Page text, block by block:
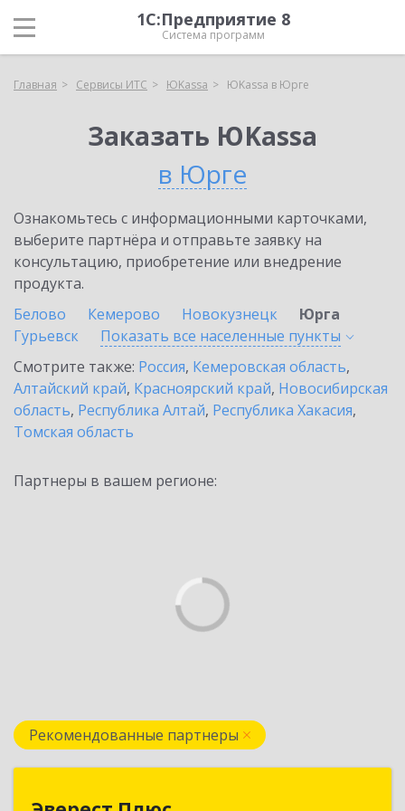
1С:Предприятие 8
Система программ
Главная Сервисы ИТС ЮKassa ЮKassa в Юрге
Заказать ЮKassa
в Юрге
Ознакомьтесь с информационными карточками,
выберите партнёра и отправьте заявку на
консультацию, приобретение или внедрение
продукта.
Белово
Кемерово Новокузнецк
Юрга
Гурьевск
Показать все населенные пункты
Смотрите также: Россия, Кемеровская область,
Алтайский край, Красноярский край, Новосибирская
область, Республика Алтай, Республика Хакасия,
Томская область
Партнеры в вашем регионе:
Рекомендованные партнеры